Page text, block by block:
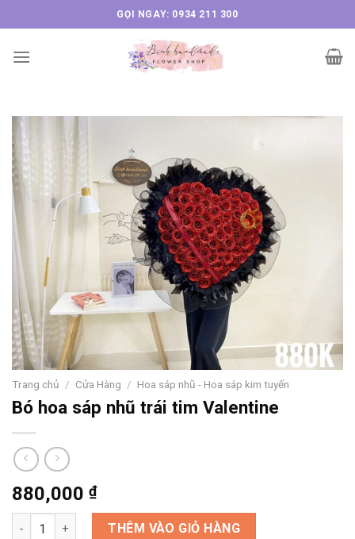
to
content
GỌI NGAY: 0934 211 300
Trang chủ / Cửa Hàng / Hoa sáp nhũ - Hoa sáp kim tuyến
Bó hoa sáp nhũ trái tim Valentine
880,000 ₫
Bó hoa sáp nhũ trái tim Valentine số lượng
THÊM VÀO GIỎ HÀNG